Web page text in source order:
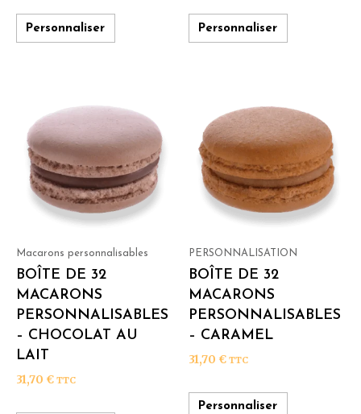
Personnaliser Personnaliser
Macarons personnalisables
BOÎTE DE 32
MACARONS
PERSONNALISABLES
– CHOCOLAT AU
LAIT
31,70 € TTC
PERSONNALISATION
BOÎTE DE 32
MACARONS
PERSONNALISABLES
– CARAMEL
31,70 € TTC
Personnaliser